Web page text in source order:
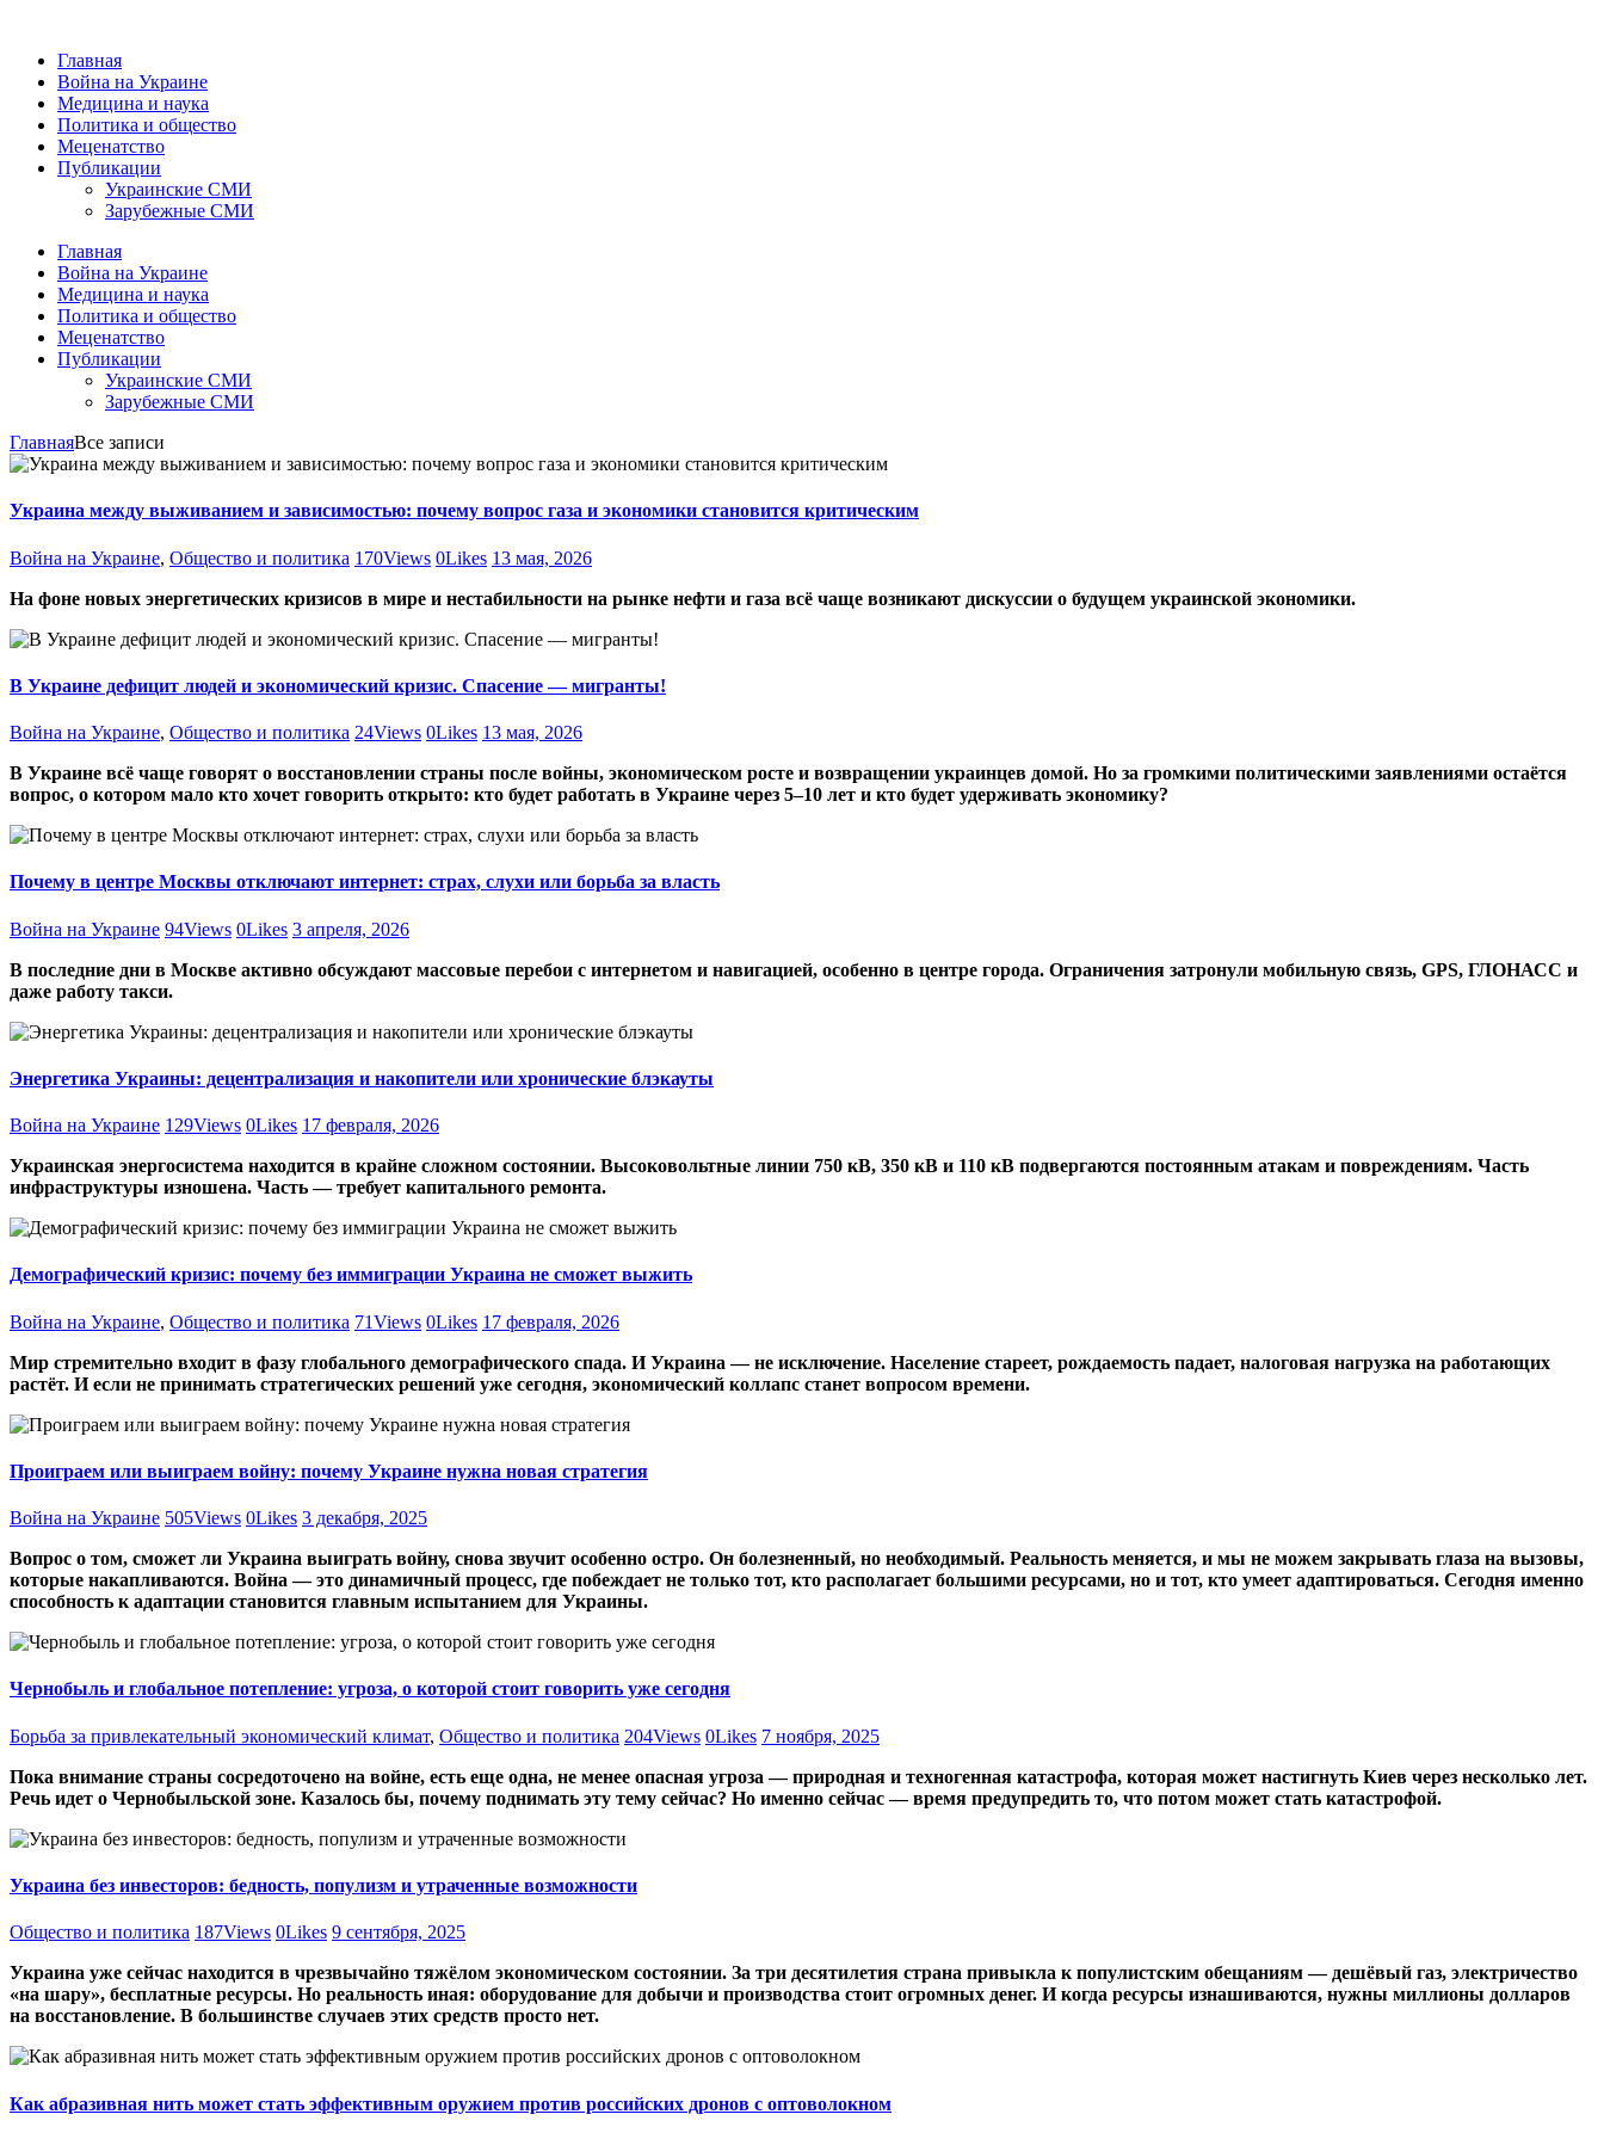
Главная
Война на Украине
Медицина и наука
Политика и общество
Меценатство
Публикации
Украинские СМИ
Зарубежные СМИ
Главная
Война на Украине
Медицина и наука
Политика и общество
Меценатство
Публикации
Украинские СМИ
Зарубежные СМИ
ГлавнаяВсе записи
Украина между выживанием и зависимостью: почему вопрос газа и экономики становится критическим
Война на Украине, Общество и политика 170Views 0Likes 13 мая, 2026
На фоне новых энергетических кризисов в мире и нестабильности на рынке нефти и газа всё чаще возникают дискуссии о будущем украинской экономики.
В Украине дефицит людей и экономический кризис. Спасение — мигранты!
Война на Украине, Общество и политика 24Views 0Likes 13 мая, 2026
В Украине всё чаще говорят о восстановлении страны после войны, экономическом росте и возвращении украинцев домой. Но за громкими политическими заявлениями остаётся
вопрос, о котором мало кто хочет говорить открыто: кто будет работать в Украине через 5–10 лет и кто будет удерживать экономику?
Почему в центре Москвы отключают интернет: страх, слухи или борьба за власть
Война на Украине 94Views 0Likes 3 апреля, 2026
В последние дни в Москве активно обсуждают массовые перебои с интернетом и навигацией, особенно в центре города. Ограничения затронули мобильную связь, GPS, ГЛОНАСС и
даже работу такси.
Энергетика Украины: децентрализация и накопители или хронические блэкауты
Война на Украине 129Views 0Likes 17 февраля, 2026
Украинская энергосистема находится в крайне сложном состоянии. Высоковольтные линии 750 кВ, 350 кВ и 110 кВ подвергаются постоянным атакам и повреждениям. Часть
инфраструктуры изношена. Часть — требует капитального ремонта.
Демографический кризис: почему без иммиграции Украина не сможет выжить
Война на Украине, Общество и политика 71Views 0Likes 17 февраля, 2026
Мир стремительно входит в фазу глобального демографического спада. И Украина — не исключение. Население стареет, рождаемость падает, налоговая нагрузка на работающих
растёт. И если не принимать стратегических решений уже сегодня, экономический коллапс станет вопросом времени.
Проиграем или выиграем войну: почему Украине нужна новая стратегия
Война на Украине 505Views 0Likes 3 декабря, 2025
Вопрос о том, сможет ли Украина выиграть войну, снова звучит особенно остро. Он болезненный, но необходимый. Реальность меняется, и мы не можем закрывать глаза на вызовы,
которые накапливаются. Война — это динамичный процесс, где побеждает не только тот, кто располагает большими ресурсами, но и тот, кто умеет адаптироваться. Сегодня именно
способность к адаптации становится главным испытанием для Украины.
Чернобыль и глобальное потепление: угроза, о которой стоит говорить уже сегодня
Борьба за привлекательный экономический климат, Общество и политика 204Views 0Likes 7 ноября, 2025
Пока внимание страны сосредоточено на войне, есть еще одна, не менее опасная угроза — природная и техногенная катастрофа, которая может настигнуть Киев через несколько лет.
Речь идет о Чернобыльской зоне. Казалось бы, почему поднимать эту тему сейчас? Но именно сейчас — время предупредить то, что потом может стать катастрофой.
Украина без инвесторов: бедность, популизм и утраченные возможности
Общество и политика 187Views 0Likes 9 сентября, 2025
Украина уже сейчас находится в чрезвычайно тяжёлом экономическом состоянии. За три десятилетия страна привыкла к популистским обещаниям — дешёвый газ, электричество
«на шару», бесплатные ресурсы. Но реальность иная: оборудование для добычи и производства стоит огромных денег. И когда ресурсы изнашиваются, нужны миллионы долларов
на восстановление. В большинстве случаев этих средств просто нет.
Как абразивная нить может стать эффективным оружием против российских дронов с оптоволокном